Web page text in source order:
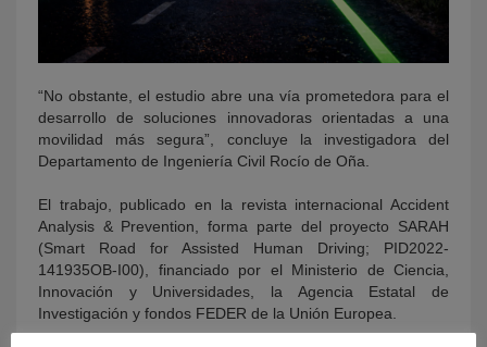
“No obstante, el estudio abre una vía prometedora para el
desarrollo de soluciones innovadoras orientadas a una
movilidad más segura”, concluye la investigadora del
Departamento de Ingeniería Civil Rocío de Oña.
El trabajo, publicado en la revista internacional Accident
Analysis & Prevention, forma parte del proyecto SARAH
(Smart Road for Assisted Human Driving; PID2022-
141935OB-I00), financiado por el Ministerio de Ciencia,
Innovación y Universidades, la Agencia Estatal de
Investigación y fondos FEDER de la Unión Europea.